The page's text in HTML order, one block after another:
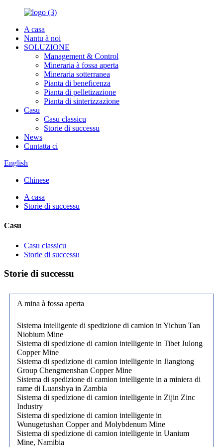
A casa
Nantu à noi
SOLUZIONE
Management & Control
Mineraria à fossa aperta
Mineraria sotterranea
Pianta di beneficenza
Pianta di pelletizazione
Pianta di sinterizzazione
Casu
Casu classicu
Storie di successu
News
Cuntatta ci
English
Chinese
A casa
Storie di successu
Casu
Casu classicu
Storie di successu
Storie di successu
A mina à fossa aperta
Sistema intelligente di spedizione di camion in Yichun Tan
Niobium Mine
Sistema di spedizione di camion intelligente in Tibet Julong
Copper Mine
Sistema di spedizione di camion intelligente in Jiangtong
Group Chengmenshan Copper Mine
Sistema di spedizione di camion intelligente in a miniera di
rame di Luanshya in Zambia
Sistema di spedizione di camion intelligente in Zijin Zinc
Industry
Sistema di spedizione di camion intelligente in
Wunugetushan Copper and Molybdenum Mine
Sistema di spedizione di camion intelligente in Uanium
Mine, Namibia